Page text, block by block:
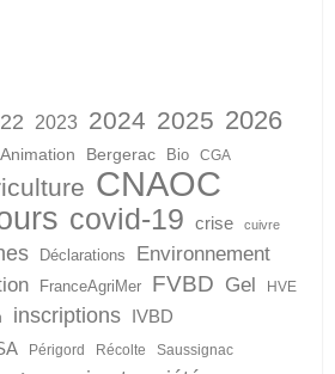
2023 2024 2025 2026
Animation Bergerac Bio CGA
CNAOC
covid-19 crise cuivre
Déclarations Environnement
FranceAgriMer FVBD Gel HVE
inscriptions IVBD
Périgord Récolte Saussignac